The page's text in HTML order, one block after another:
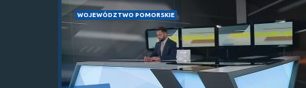
WOJEWÓDZTWO POMORSKIE